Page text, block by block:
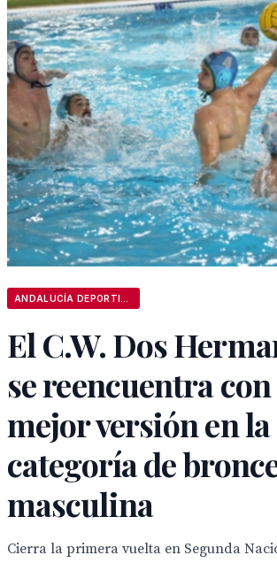
El C.W. Dos
se reencuentra
mejor versión en la
categoría de
masculina
Cierra la primera vuelta en Segunda